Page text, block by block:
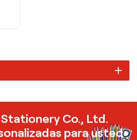
Stationery Co., Ltd.
para usted